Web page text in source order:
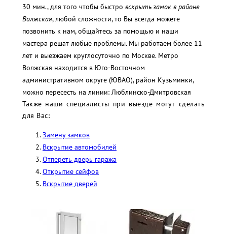
30 мин., для того чтобы быстро вскрыть замок в районе
Волжская, любой сложности, то Вы всегда можете
позвонить к нам, общайтесь за помощью и наши
мастера решат любые проблемы. Мы работаем более 11
лет и выезжаем круглосуточно по Москве. Метро
Волжская находится в Юго-Восточном
административном округе (ЮВАО), район Кузьминки,
можно пересесть на линии: Люблинско-Дмитровская
Также наши специалисты при выезде могут сделать
для Вас:
Замену замков
Вскрытие автомобилей
Отпереть дверь гаража
Открытие сейфов
Вскрытие дверей